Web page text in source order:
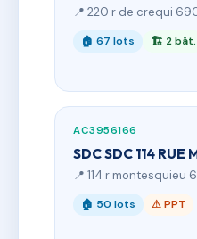
📍 220 r de crequi
🏠 67 lots 🏗 2 bât.
AC3956166
SDC SDC 114 RUE
📍 114 r montesquieu
🏠 50 lots ⚠ PPT